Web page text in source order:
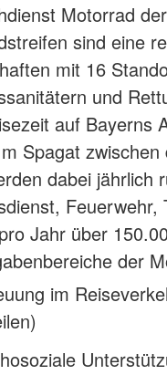
Motorrad
sind eine
mit 16
und
auf Bayerns
Spagat
dabei jährlich
Jahr über
der
im